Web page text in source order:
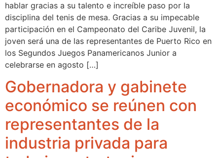
hablar gracias a su talento e increíble paso por la
disciplina del tenis de mesa. Gracias a su impecable
participación en el Campeonato del Caribe Juvenil, la
joven será una de las representantes de Puerto Rico en
los Segundos Juegos Panamericanos Junior a
celebrarse en agosto […]
Gobernadora y gabinete
económico se reúnen con
representantes de la
industria privada para